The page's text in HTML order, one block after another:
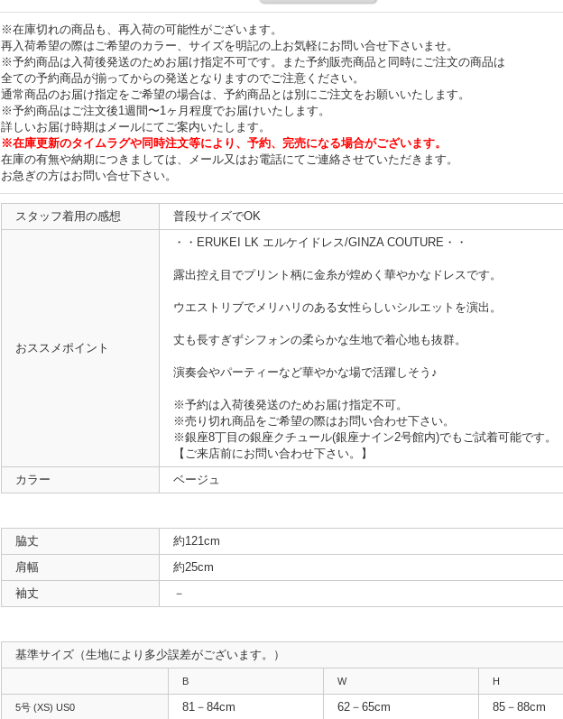
※在庫切れの商品も、再入荷の可能性がございます。
再入荷希望の際はご希望のカラー、サイズを明記の上お気軽にお問い合せ下さいませ。
※予約商品は入荷後発送のためお届け指定不可です。また予約販売商品と同時にご注文の商品は
全ての予約商品が揃ってからの発送となりますのでご注意ください。
通常商品のお届け指定をご希望の場合は、予約商品とは別にご注文をお願いいたします。
※予約商品はご注文後1週間〜1ヶ月程度でお届けいたします。
詳しいお届け時期はメールにてご案内いたします。
※在庫更新のタイムラグや同時注文等により、予約、完売になる場合がございます。
在庫の有無や納期につきましては、メール又はお電話にてご連絡させていただきます。
お急ぎの方はお問い合せ下さい。
スタッフ着用の感想 普段サイズでOK
おススメポイント
・・ERUKEI LK エルケイドレス/GINZA COUTURE・・
露出控え目でプリント柄に金糸が煌めく華やかなドレスです。
ウエストリブでメリハリのある女性らしいシルエットを演出。
丈も長すぎずシフォンの柔らかな生地で着心地も抜群。
演奏会やパーティーなど華やかな場で活躍しそう♪
※予約は入荷後発送のためお届け指定不可。
※売り切れ商品をご希望の際はお問い合わせ下さい。
※銀座8丁目の銀座クチュール(銀座ナイン2号館内)でもご試着可能です。
【ご来店前にお問い合わせ下さい。】
カラー
ベージュ
脇丈
約121cm
肩幅
約25cm
袖丈
－
基準サイズ（生地により多少誤差がございます。）
B W H
5号 (XS) US0 81－84cm 62－65cm 85－88cm